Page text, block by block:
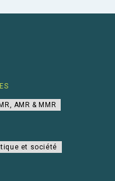
AMR & MMR
et société